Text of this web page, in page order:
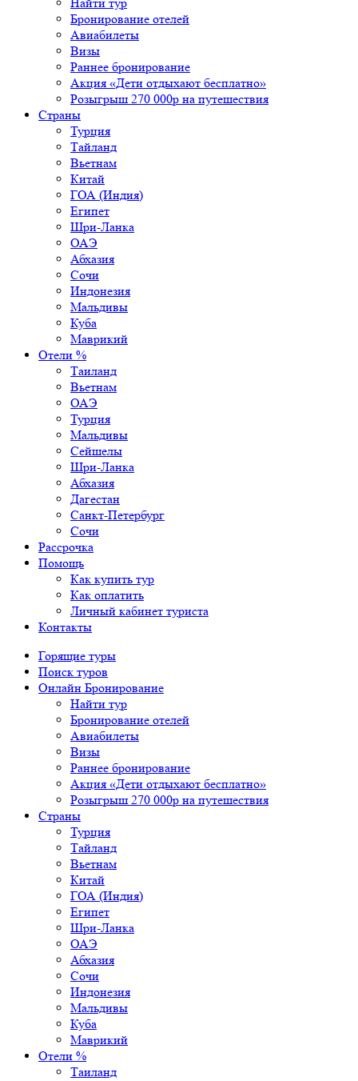
Найти тур
Бронирование отелей
Авиабилеты
Визы
Раннее бронирование
Акция «Дети отдыхают бесплатно»
Розыгрыш 270 000р на путешествия
Страны
Турция
Тайланд
Вьетнам
Китай
ГОА (Индия)
Египет
Шри-Ланка
ОАЭ
Абхазия
Сочи
Индонезия
Мальдивы
Куба
Маврикий
Отели %
Таиланд
Вьетнам
ОАЭ
Турция
Мальдивы
Сейшелы
Шри-Ланка
Абхазия
Дагестан
Санкт-Петербург
Сочи
Рассрочка
Помощь
Как купить тур
Как оплатить
Личный кабинет туриста
Контакты
Горящие туры
Поиск туров
Онлайн Бронирование
Найти тур
Бронирование отелей
Авиабилеты
Визы
Раннее бронирование
Акция «Дети отдыхают бесплатно»
Розыгрыш 270 000р на путешествия
Страны
Турция
Тайланд
Вьетнам
Китай
ГОА (Индия)
Египет
Шри-Ланка
ОАЭ
Абхазия
Сочи
Индонезия
Мальдивы
Куба
Маврикий
Отели %
Таиланд